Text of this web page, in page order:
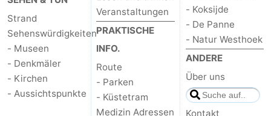
Strand
Sehenswürdigkeiten
- Museen
- Denkmäler
- Kirchen
- Aussichtspunkte
Veranstaltungen
PRAKTISCHE
INFO.
Route
- Parken
- Küstetram
Medizin Adressen
- Koksijde
- De Panne
- Natur Westhoek
ANDERE
Über uns
Kontakt